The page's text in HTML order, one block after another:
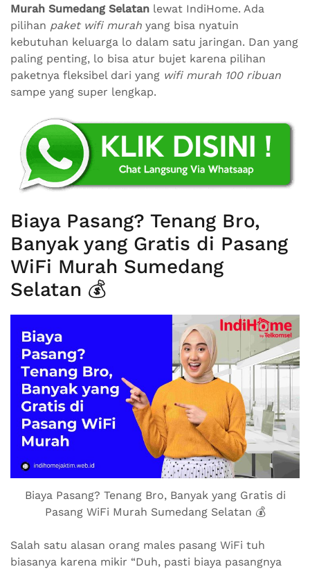
Murah Sumedang Selatan lewat IndiHome. Ada
pilihan paket wifi murah yang bisa nyatuin
kebutuhan keluarga lo dalam satu jaringan. Dan yang
paling penting, lo bisa atur bujet karena pilihan
paketnya fleksibel dari yang wifi murah 100 ribuan
sampe yang super lengkap.
Biaya Pasang? Tenang Bro,
Banyak yang Gratis di Pasang
WiFi Murah Sumedang
Selatan 💰
Biaya Pasang? Tenang Bro, Banyak yang Gratis di
Pasang WiFi Murah Sumedang Selatan 💰
Salah satu alasan orang males pasang WiFi tuh
biasanya karena mikir “Duh, pasti biaya pasangnya